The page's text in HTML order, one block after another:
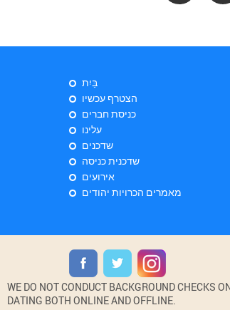
בַּיִת
הצטרף עכשיו
כניסת חברים
עלינו
שדכנים
שדכנית כניסה
אירועים
מאמרים הכרויות יהודים
WE DO NOT CONDUCT BACKGROUND CHECKS
DATING BOTH ONLINE AND OFFLINE.